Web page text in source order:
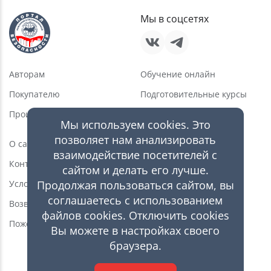
Авторам
Покупателю
Производителю
Обучение онлайн
Подготовительные курсы
Статьи
Видео
Каталог оборудования
Магазин
О сайте
Контакты
Условия пользования
Возврат товара
Пожертвования
Мы в соцсетях
Мы используем cookies. Это
позволяет нам анализировать
взаимодействие посетителей с
сайтом и делать его лучше.
Продолжая пользоваться сайтом, вы
соглашаетесь с использованием
файлов cookies. Отключить cookies
Вы можете в настройках своего
браузера.